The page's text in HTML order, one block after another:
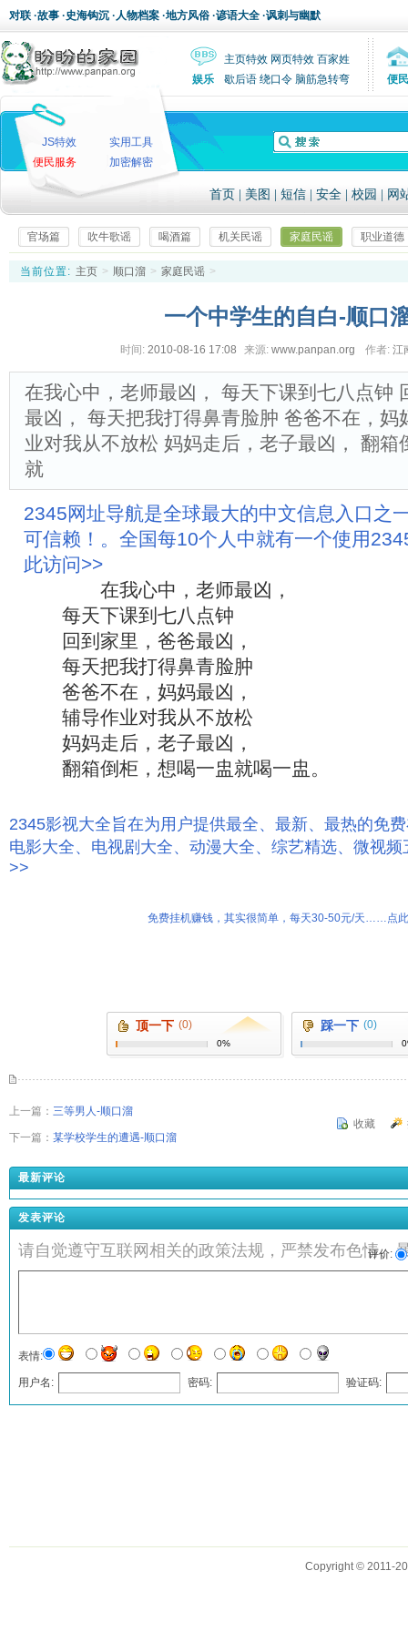
对联 ·故事 ·史海钩沉 ·人物档案 ·地方风俗 ·谚语大全 ·讽刺与幽默
主页特效 网页特效 百家姓
娱乐
歇后语 绕口令 脑筋急转弯 便民
JS特效
实用工具
便民服务
加密解密
首页 美图 短信 安全 校园 网
官场篇 吹牛歌谣 喝酒篇 机关民谣 家庭民谣 职业道德
当前位置: 主页 > 顺口溜 > 家庭民谣 >
一个中学生的自白-顺口
时间: 2010-08-16 17:08 来源: www.panpan.org 作者: 江
在我心中，老师最凶， 每天下课到七八点钟
最凶， 每天把我打得鼻青脸肿 爸爸不在，妈
业对我从不放松 妈妈走后，老子最凶， 翻箱
就
2345网址导航是全球最大的中文信息入口之
可信赖！。全国每10个人中就有一个使用
此访问>>
在我心中，老师最凶，
每天下课到七八点钟
回到家里，爸爸最凶，
每天把我打得鼻青脸肿
爸爸不在，妈妈最凶，
辅导作业对我从不放松
妈妈走后，老子最凶，
翻箱倒柜，想喝一盅就喝一盅。
2345影视大全旨在为用户提供最全、最新、最热的免
电影大全、电视剧大全、动漫大全、综艺精选、微视
>>
免费挂机赚钱，其实很简单，每天30-50元/天……点
顶一下 (0)
0%
踩一下 (0)
上一篇： 三等男人-顺口溜
下一篇： 某学校学生的遭遇-顺口溜
收藏
最新评论
发表评论
请自觉遵守互联网相关的政策法规，严禁发布色情、
评价:
表情:
用户名: 密码: 验证码:
Copyright © 2011-